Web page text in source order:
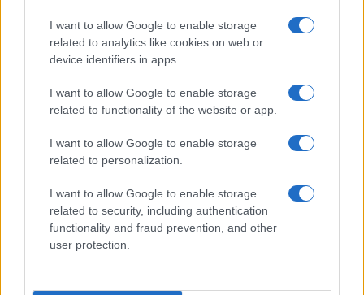
I want to allow Google to enable storage
related to analytics like cookies on web or
device identifiers in apps.
I want to allow Google to enable storage
related to functionality of the website or app.
I want to allow Google to enable storage
related to personalization.
I want to allow Google to enable storage
related to security, including authentication
functionality and fraud prevention, and other
user protection.
El petróleo Brent cae un 8.46% y arrastra a las materias
NEWS